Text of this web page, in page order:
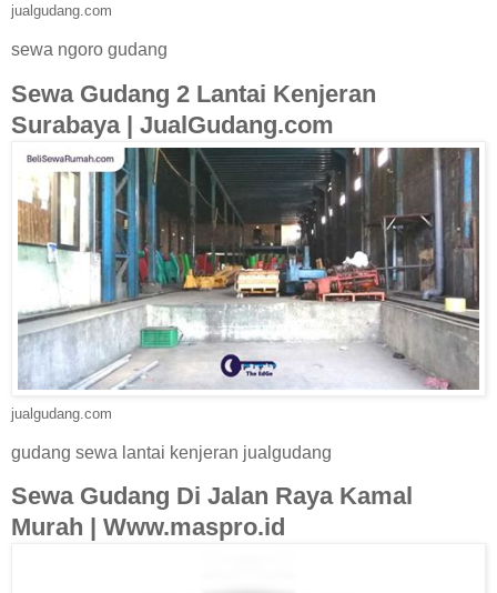
jualgudang.com
sewa ngoro gudang
Sewa Gudang 2 Lantai Kenjeran
Surabaya | JualGudang.com
jualgudang.com
gudang sewa lantai kenjeran jualgudang
Sewa Gudang Di Jalan Raya Kamal
Murah | Www.maspro.id